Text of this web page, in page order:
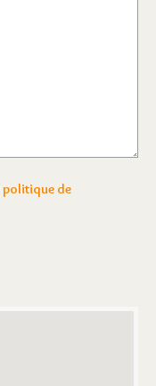
politique de